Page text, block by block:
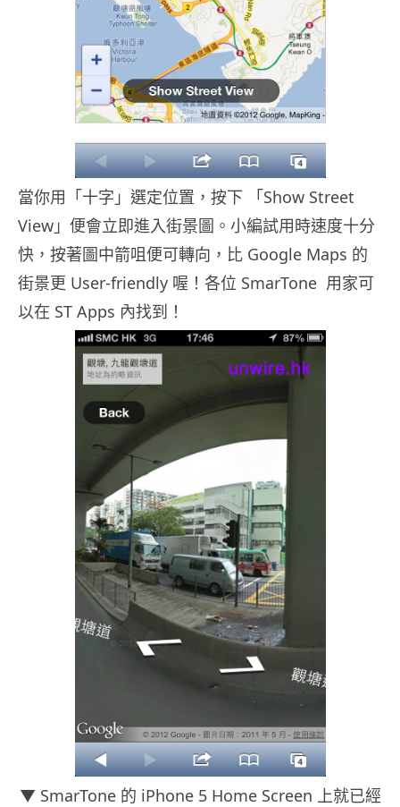
當你用「十字」選定位置，按下 「Show Street
View」便會立即進入街景圖。小編試用時速度十分
快，按著圖中箭咀便可轉向，比 Google Maps 的
街景更 User-friendly 喔！各位 SmarTone 用家可
以在 ST Apps 內找到！
▼ SmarTone 的 iPhone 5 Home Screen 上就已經